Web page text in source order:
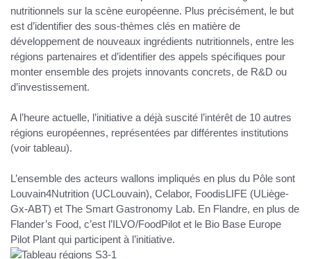
nutritionnels sur la scène européenne. Plus précisément, le but
est d’identifier des sous-thèmes clés en matière de
développement de nouveaux ingrédients nutritionnels, entre les
régions partenaires et d’identifier des appels spécifiques pour
monter ensemble des projets innovants concrets, de R&D ou
d’investissement.
A l’heure actuelle, l’initiative a déjà suscité l’intérêt de 10 autres
régions européennes, représentées par différentes institutions
(voir tableau).
L’ensemble des acteurs wallons impliqués en plus du Pôle sont
Louvain4Nutrition (UCLouvain), Celabor, FoodisLIFE (ULiège-
Gx-ABT) et The Smart Gastronomy Lab. En Flandre, en plus de
Flander’s Food, c’est l’ILVO/FoodPilot et le Bio Base Europe
Pilot Plant qui participent à l’initiative.